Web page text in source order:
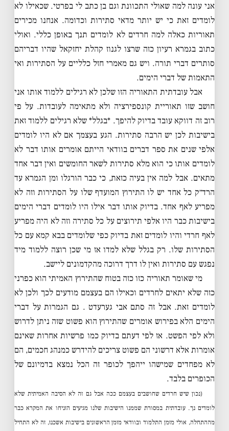
אני עונה למה שאולי התכוונת וגם בן כתב לי בפרטי. שכאילו לא
לומדים זאת כי יש יותר מדאי סתירות וכדומה. אנחנו מכירים
תאוריות כאלה למה חרדים לא לומדים תנך באופן כללי. ואולי
כתוב בגמרא רעיון כזה שרצו לגנוז קהלת יחזקאל שהיו דבריהם
סותרים דברי תורה. ויש גם מאמרי חזל כלליים על הסתירות ואי
התאמות של דברי הימים.
אבל עובדתית התאוריה הזו שלכן לא רגילים ללמוד אותו אני
חושב שזו תאוריית קונספירציה ולא מתאימה לעובדות. על פי
רוב זה דווקא עובד בדיוק להיפך. *בגלל* שלא רגילים ללמוד זאת
בישיבות לכן יש הרבה סתירות. הגע בעצמך אם לא היו לומדים
אלפי שנים את ספר דברים בוודאי הייתם אומרים אותו דבר לא
לומדים אותו כי הוא מלא סתירות לשאר החומשים ואין דבר אחד
מתאים. אבל למה אין בעיה כזאת, כי כבר הורגלו ומן הגמרא עד
הרד״ק כל אחד יש לו התירוץ המועדף שלו על הסתירות וזה לא
מפריע לאף אחד. בדיוק אותו דבר אילו היו לומדים דברי הימים
בישיבות כבר היו אלפי תירוצים על כל סתירה וזה לא היה מפריע
לאף חרדי והיו לומדים זאת בדיוק כפי שלומדים בבא קמא עם כל
הסתירות שלו. רק בגלל שלא למדו אז מי שכן רוצה ללמוד מיד
נפגש עם סתירות ואין לו דרך דרוכה מהקדמונים ליישב.
מי שאומר תאוריה כזו כזה בטוח שהתירוץ האמיתי הוא כפרני
כזה שלא יתאים לחרדים וכאילו הם בעצמם מודעים לכך ולכן לא
לומדים זאת. אבל זה סתם אבי גערעדט . גם הגמרות על דברי
הימים הלא בפירוש אומרים שהתירוץ הוא פשוט שזה ניתן לדרוש
ולא לפי הפשט. אז לפי דעתם בדיוק כמו פרשיות אחרות שאינם
אומרות אלא דרשוני הם פשוט צריכים להידרש כמנהג חכמים, הם
לא מפחדים שמישהו ייהפך לכופר זה הכל נמצא בדמיונם של
הכופרים בלבד.
(נכון שיש חרדים שחושבים בעצמם ככה אבל גם זה לא הסיבה האמיתית שלא
לומדים נך. עובדתית במסורת שממנו הישיבות שלנו מגיעים הזניחו את המקרא כבר
מההתחלה, אולי מזמן התלמוד ובוודאי מזמן הראשונים בישיבות אשכנז, זה לא התחיל